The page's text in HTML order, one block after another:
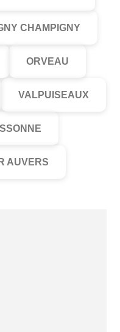
CHAMPIGNY
ORVEAU
VALPUISEAUX
AUVERS